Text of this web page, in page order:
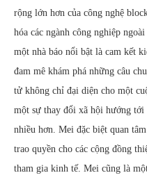
rộng lớn hơn của công nghệ
hóa các ngành công nghiệp
một nhà báo nổi bật là cam kết
đam mê khám phá những câu
tử không chỉ đại diện cho một
một sự thay đổi xã hội hướng
nhiều hơn. Mei đặc biệt quan
trao quyền cho các cộng đồng
tham gia kinh tế. Mei cũng là